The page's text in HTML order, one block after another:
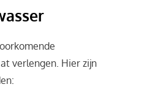
verlengen. Hier zijn